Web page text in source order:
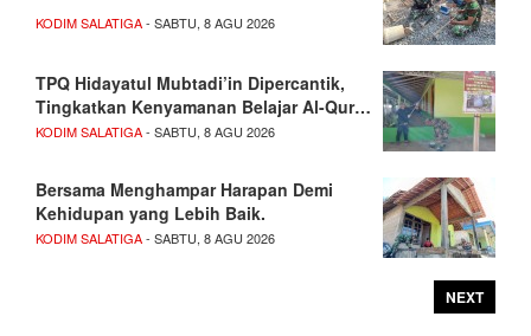
KODIM SALATIGA- SABTU, 8 AGU 2026
TPQ Hidayatul Mubtadi’in Dipercantik,
Tingkatkan Kenyamanan Belajar Al-Qur…
KODIM SALATIGA- SABTU, 8 AGU 2026
Bersama Menghampar Harapan Demi
Kehidupan yang Lebih Baik.
KODIM SALATIGA- SABTU, 8 AGU 2026
NEXT